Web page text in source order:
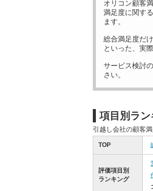
オリコン顧客
満足度に関す
ます。
総合満足度だ
といった、実
サービス検討
さい。
項目別ラ
引越し会社の顧客
TOP
評価項目別
ランキング